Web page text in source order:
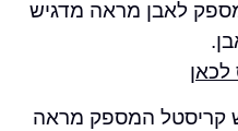
מראה מדגיש
המספק מראה